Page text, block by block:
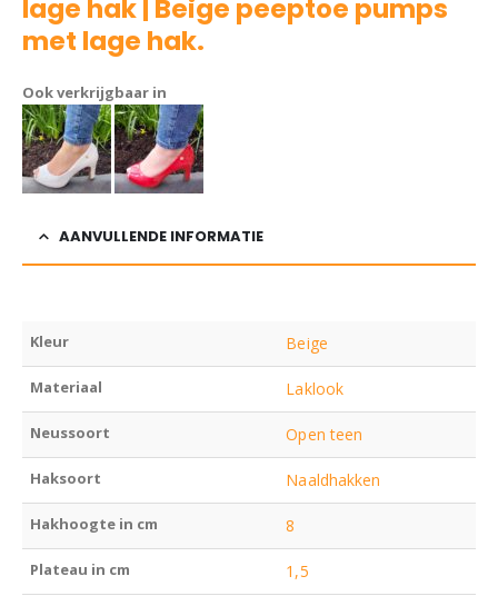
lage hak | Beige peeptoe pumps
met lage hak.
Ook verkrijgbaar in
AANVULLENDE INFORMATIE
Kleur Beige
Materiaal Laklook
Neussoort Open teen
Haksoort Naaldhakken
Hakhoogte in cm 8
Plateau in cm 1,5